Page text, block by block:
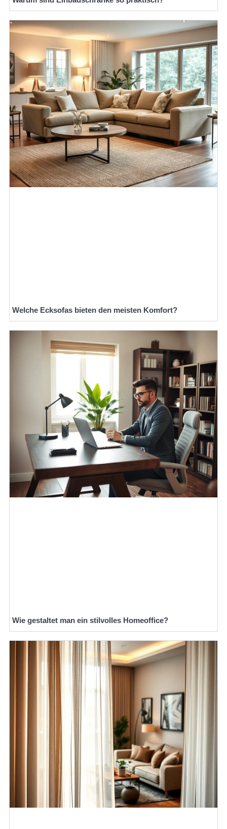
Welche Ecksofas bieten den meisten Komfort?
Wie gestaltet man ein stilvolles Homeoffice?